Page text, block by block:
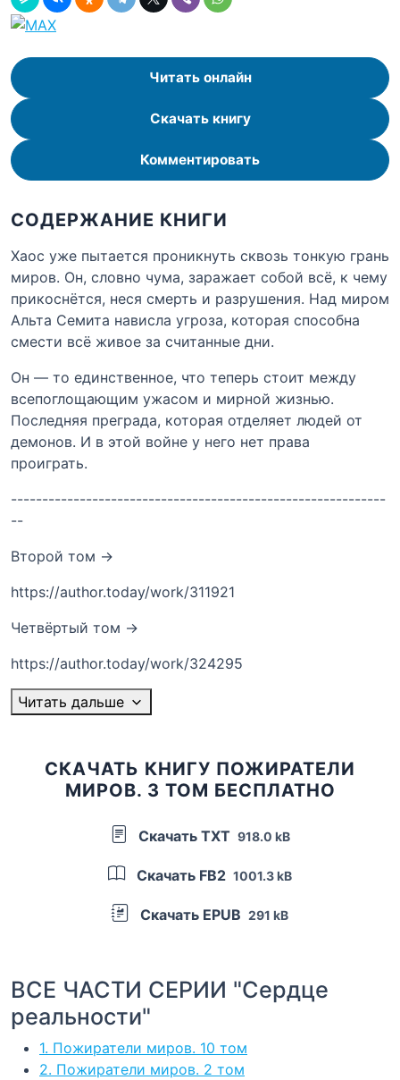
Читать онлайн
Скачать книгу
Комментировать
СОДЕРЖАНИЕ КНИГИ
Хаос уже пытается проникнуть сквозь тонкую грань
миров. Он, словно чума, заражает собой всё, к чему
прикоснётся, неся смерть и разрушения. Над миром
Альта Семита нависла угроза, которая способна
смести всё живое за считанные дни.
Он — то единственное, что теперь стоит между
всепоглощающим ужасом и мирной жизнью.
Последняя преграда, которая отделяет людей от
демонов. И в этой войне у него нет права
проиграть.
------------------------------------------------------------
--
Второй том ->
https://author.today/work/311921
Четвёртый том ->
https://author.today/work/324295
Читать дальше
СКАЧАТЬ КНИГУ ПОЖИРАТЕЛИ
МИРОВ. 3 ТОМ БЕСПЛАТНО
Скачать TXT 918.0 kB
Скачать FB2 1001.3 kB
Скачать EPUB 291 kB
ВСЕ ЧАСТИ СЕРИИ "Сердце
реальности"
1. Пожиратели миров. 10 том
2. Пожиратели миров. 2 том